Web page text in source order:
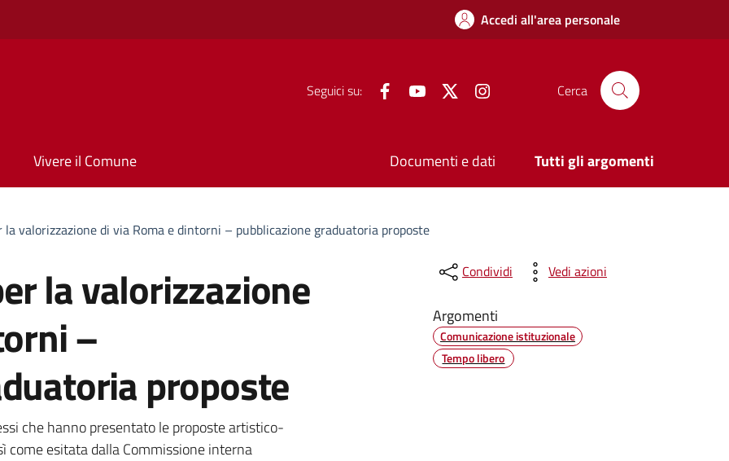
Accedi all'area personale
Seguici su: FacebookYouTube Twitter Cerca
Vivere il Comune Documenti e dati Tutti gli argomenti
valorizzazione di via Roma e dintorni – pubblicazione graduatoria proposte
la valorizzazione
–
proposte
che hanno presentato le proposte artistico-
come esitata dalla Commissione interna
Condividi Vedi azioni
Argomenti
Comunicazione istituzionale
Tempo libero